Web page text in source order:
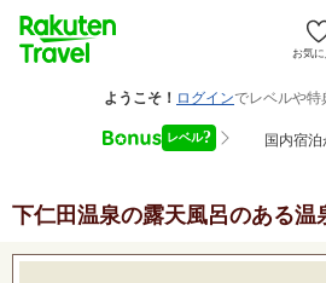
お気に
下仁田温泉の露天風呂のある温